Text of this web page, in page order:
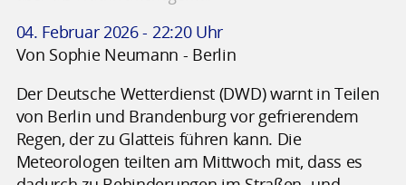
04. Februar 2026 - 22:20 Uhr
Von Sophie Neumann - Berlin
Der Deutsche Wetterdienst (DWD) warnt in Teilen
von Berlin und Brandenburg vor gefrierendem
Regen, der zu Glatteis führen kann. Die
Meteorologen teilten am Mittwoch mit, dass es